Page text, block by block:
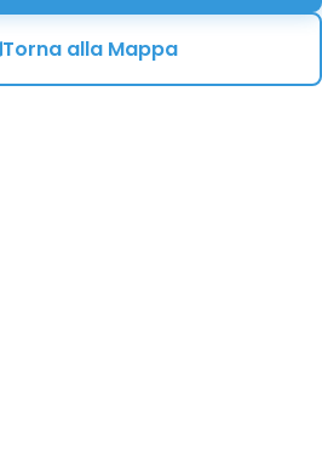
Torna alla Mappa